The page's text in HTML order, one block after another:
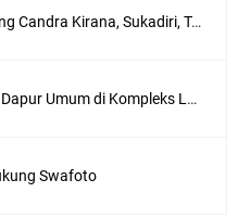
Kolam Pemancingan Bawing Candra Kirana, Sukadiri, Tangerang
Rumah Pos Komando dan Dapur Umum di Kompleks Lubang Buaya Jakarta
Swafoto